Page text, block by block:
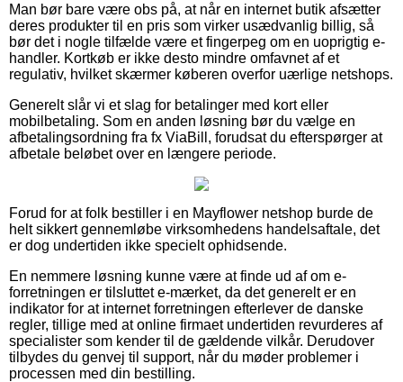
Man bør bare være obs på, at når en internet butik afsætter
deres produkter til en pris som virker usædvanlig billig, så
bør det i nogle tilfælde være et fingerpeg om en uoprigtig e-
handler. Kortkøb er ikke desto mindre omfavnet af et
regulativ, hvilket skærmer køberen overfor uærlige netshops.
Generelt slår vi et slag for betalinger med kort eller
mobilbetaling. Som en anden løsning bør du vælge en
afbetalingsordning fra fx ViaBill, forudsat du efterspørger at
afbetale beløbet over en længere periode.
Forud for at folk bestiller i en Mayflower netshop burde de
helt sikkert gennemløbe virksomhedens handelsaftale, det
er dog undertiden ikke specielt ophidsende.
En nemmere løsning kunne være at finde ud af om e-
forretningen er tilsluttet e-mærket, da det generelt er en
indikator for at internet forretningen efterlever de danske
regler, tillige med at online firmaet undertiden revurderes af
specialister som kender til de gældende vilkår. Derudover
tilbydes du genvej til support, når du møder problemer i
processen med din bestilling.